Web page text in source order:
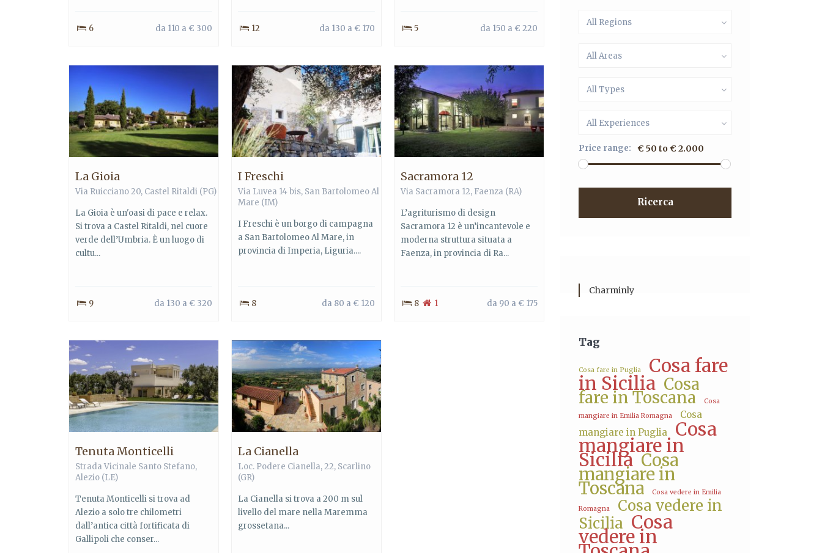
6 da 110 a € 300 12 da 130 a € 170 5 da 150 a € 220
La Gioia
Via Ruicciano 20, Castel Ritaldi (PG)
La Gioia è un'oasi di pace e relax.
Si trova a Castel Ritaldi, nel cuore
verde dell’Umbria. È un luogo di
cultu...
9 da 130 a € 320
I Freschi
Via Luvea 14 bis, San Bartolomeo Al
Mare (IM)
I Freschi è un borgo di campagna
a San Bartolomeo Al Mare, in
provincia di Imperia, Liguria....
8 da 80 a € 120
Sacramora 12
Via Sacramora 12, Faenza (RA)
L’agriturismo di design
Sacramora 12 è un’incantevole e
moderna struttura situata a
Faenza, in provincia di Ra...
8 1 da 90 a € 175
Tenuta Monticelli
Strada Vicinale Santo Stefano,
Alezio (LE)
Tenuta Monticelli si trova ad
Alezio a solo tre chilometri
dall’antica città fortificata di
Gallipoli che conser...
La Cianella
Loc. Podere Cianella, 22, Scarlino
(GR)
La Cianella si trova a 200 m sul
livello del mare nella Maremma
grossetana...
All Regions
All Areas
All Types
All Experiences
Price range: € 50 to € 2.000
Ricerca
Charminly
Tag
Cosa fare in Puglia Cosa fare
in Sicilia Cosa
fare in Toscana
Cosa
mangiare in Emilia Romagna
Cosa
mangiare in Puglia
Cosa
mangiare in
Sicilia Cosa
mangiare in
Toscana Cosa vedere in Emilia
Romagna
Cosa vedere in
Sicilia Cosa
vedere in